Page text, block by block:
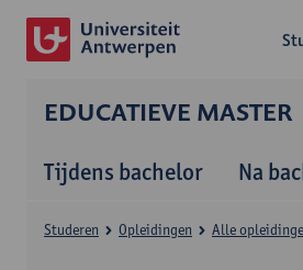
EDUCATIEVE MASTER
Tijdens bachelor Na
Studeren Opleidingen Alle